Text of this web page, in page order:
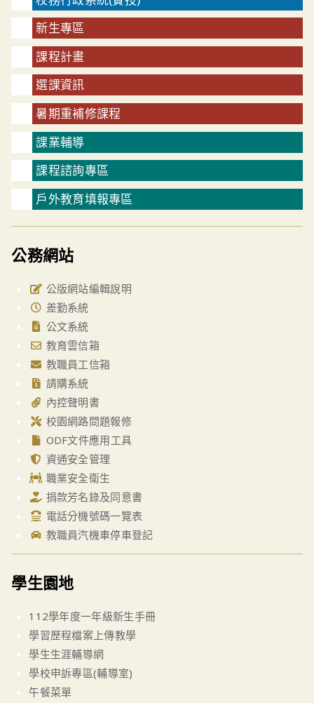
新生專區
課程計畫
選課資訊
暑期重補修課程
課業輔導
課程諮詢專區
戶外教育填報專區
公務網站
公版網站編輯說明
差勤系統
公文系統
教育雲信箱
教職員工信箱
請購系統
內控聲明書
校園網路問題報修
ODF文件應用工具
資通安全管理
職業安全衛生
捐款芳名錄及同意書
電話分機號碼一覽表
教職員汽機車停車登記
學生園地
112學年度一年級新生手冊
學習歷程檔案上傳教學
學生生涯輔導網
學校申訴專區(輔導室)
午餐菜單